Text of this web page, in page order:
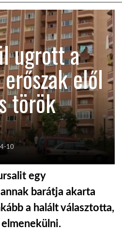
ugrott a
elől
török
10
egy
barátja akarta
a halált választotta,